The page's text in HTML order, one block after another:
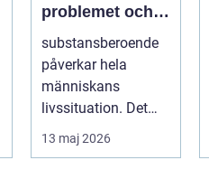
problemet och
vägen vidare
substansberoende
påverkar hela
människans
livssituation. Det
handlar sällan bara
om alkohol,
13 maj 2026